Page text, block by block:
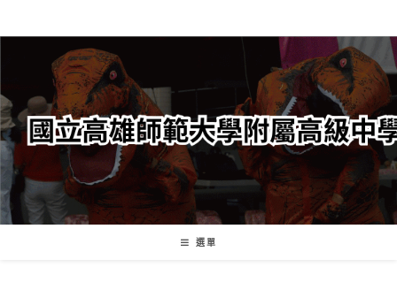
轉
要
內
容
選單